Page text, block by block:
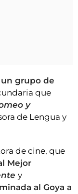
grupo de
que
y
de Lengua y
de cine, que
Mejor
y
al Goya a